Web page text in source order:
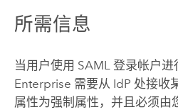
所需信息
当用户使用 SAML 登录帐户进
Enterprise 需要从 IdP 处接收
属性为强制属性，并且必须由